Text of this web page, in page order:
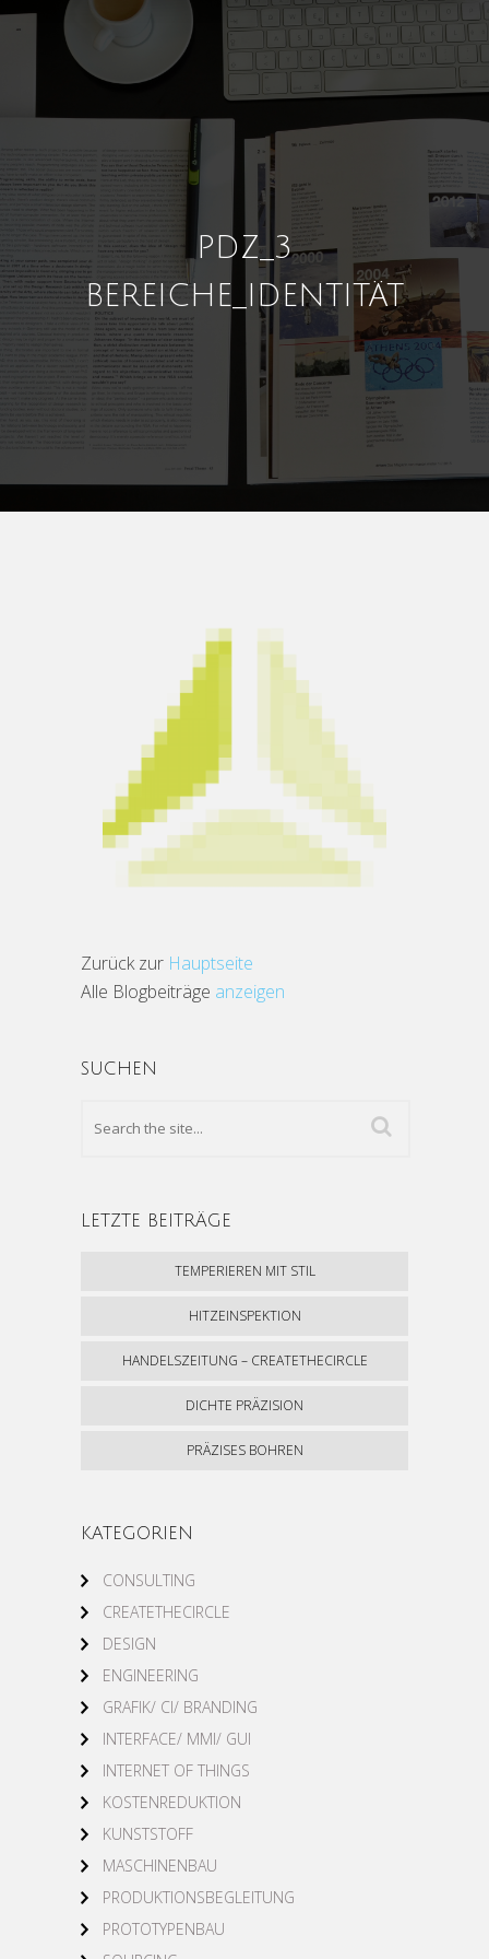
PDZ_3
BEREICHE_IDENTITÄT
Zurück zur Hauptseite
Alle Blogbeiträge anzeigen
SUCHEN
LETZTE BEITRÄGE
TEMPERIEREN MIT STIL
HITZEINSPEKTION
HANDELSZEITUNG – CREATETHECIRCLE
DICHTE PRÄZISION
PRÄZISES BOHREN
KATEGORIEN
CONSULTING
CREATETHECIRCLE
DESIGN
ENGINEERING
GRAFIK/ CI/ BRANDING
INTERFACE/ MMI/ GUI
INTERNET OF THINGS
KOSTENREDUKTION
KUNSTSTOFF
MASCHINENBAU
PRODUKTIONSBEGLEITUNG
PROTOTYPENBAU